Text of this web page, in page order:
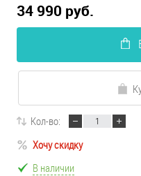
34 990 руб.
Кол-во:
Хочу скидку
В наличии